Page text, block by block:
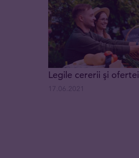
Legile cererii şi ofertei